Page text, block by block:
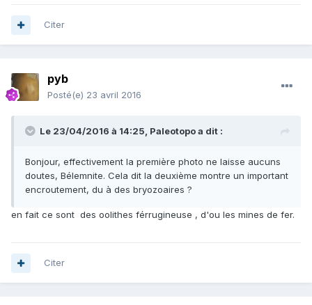
Citer
pyb
Posté(e) 23 avril 2016
Le 23/04/2016 à 14:25, Paleotopoa dit :
Bonjour, effectivement la première photo ne laisse aucuns
doutes, Bélemnite. Cela dit la deuxième montre un important
encroutement, du à des bryozoaires ?
en fait ce sont des oolithes férrugineuse , d'ou les mines de fer.
Citer